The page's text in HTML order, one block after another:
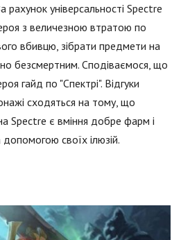
рахунок універсальності Spectre
з величезною втратою по
вбивцю, зібрати предмети на
безсмертним. Сподіваємося, що
гайд по "Спектрі". Відгуки
сходяться на тому, що
Spectre є вміння добре фарм і
своїх ілюзій.